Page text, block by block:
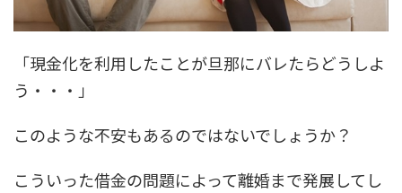
「現金化を利用したことが旦那にバレたらどうしよ
う・・・」
このような不安もあるのではないでしょうか？
こういった借金の問題によって離婚まで発展してし